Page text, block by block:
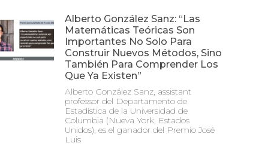
Alberto González Sanz: “Las
Matemáticas Teóricas Son
Importantes No Solo Para
Construir Nuevos Métodos, Sino
También Para Comprender Los
Que Ya Existen”
Alberto González Sanz, assistant
professor del Departamento de
Estadística de la Universidad de
Columbia (Nueva York, Estados
Unidos), es el ganador del Premio José
Luis